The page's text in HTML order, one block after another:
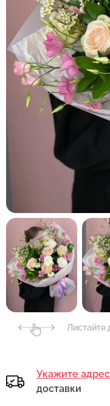
Листайте
Укажите
доставки
кнопку "Выбрать".